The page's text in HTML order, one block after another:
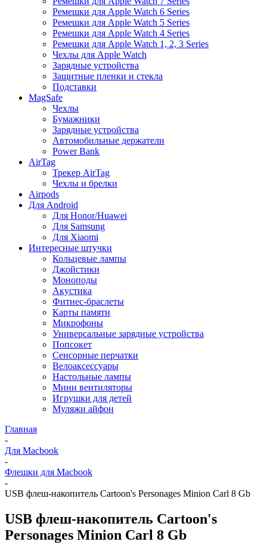
Ремешки для Apple Watch 6 Series
Ремешки для Apple Watch 5 Series
Ремешки для Apple Watch 4 Series
Ремешки для Apple Watch 1, 2, 3 Series
Чехлы для Apple Watch
Зарядные устройства
Защитные пленки и стекла
Подставки
MagSafe
Чехлы
Бумажники
Зарядные устройства
Автомобильные держатели
Power Bank
AirTag
Трекер AirTag
Чехлы и брелки
Airpods
Для Android
Для Honor/Huawei
Для Samsung
Для Xiaomi
Интересные штучки
Кольцевые лампы
Джойстики
Моноподы
Акустика
Фитнес-браслеты
Карты памяти
Микрофоны
Универсальные зарядные устройства
Попсокет
Сенсорные перчатки
Велоаксессуары
Настольные лампы
Мини вентиляторы
Игрушки для детей
Муляжи айфон
Главная
-
Для Macbook
-
Флешки для Macbook
-
USB флеш-накопитель Cartoon's Personages Minion Carl 8 Gb
USB флеш-накопитель Cartoon's
Personages Minion Carl 8 Gb